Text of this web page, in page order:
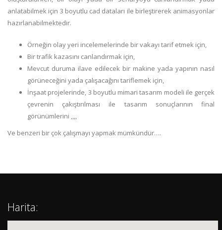
anlatabilmek için 3 boyutlu cad dataları ile birleştirerek animasyonlar
hazırlanabilmektedir.
Örneğin olay yeri incelemelerinde bir vakayı tarif etmek için,
Bir trafik kazasını canlandırmak için,
Mevcut duruma ilave edilecek bir makine yada yapının nasıl
görüneceğini yada çalışacağını tariflemek için,
İnşaat projelerinde, 3 boyutlu mimari tasarım modeli ile gerçek
çevrenin çakıştırılması ile tasarım sonuçlarının final
görünümlerini ,,,,
Ve benzeri bir çok çalışmayı yapmak mümkündür….
Harita: